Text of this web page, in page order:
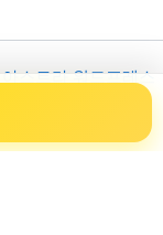
아스트라 워드프레스